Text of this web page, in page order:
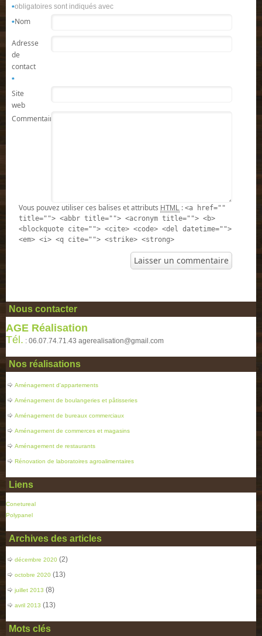
obligatoires sont indiqués avec
*
Nom
*
Adresse
de
contact
*
Site
web
Commentaire
Vous pouvez utiliser ces balises et attributs HTML : <a href=""
title=""> <abbr title=""> <acronym title=""> <b>
<blockquote cite=""> <cite> <code> <del datetime="">
<em> <i> <q cite=""> <strike> <strong>
Nous contacter
AGE Réalisation
Tél. : 06.07.74.71.43 agerealisation@gmail.com
Nos réalisations
Aménagement d'appartements
Aménagement de boulangeries et pâtisseries
Aménagement de bureaux commerciaux
Aménagement de commerces et magasins
Aménagement de restaurants
Rénovation de laboratoires agroalimentaires
Liens
Conetureal
Polypanel
Archives des articles
décembre 2020 (2)
octobre 2020 (13)
juillet 2013 (8)
avril 2013 (13)
Mots clés